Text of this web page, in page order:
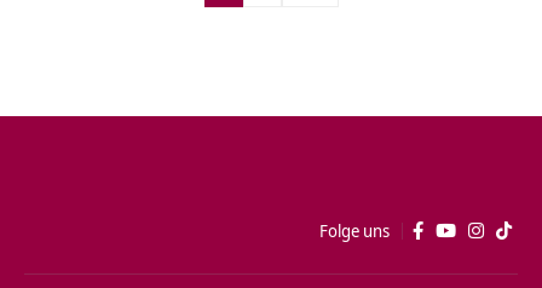
Folge uns